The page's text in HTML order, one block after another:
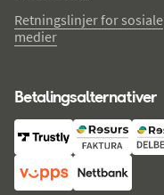
Retningslinjer for sosiale
medier
Betalingsalternativer